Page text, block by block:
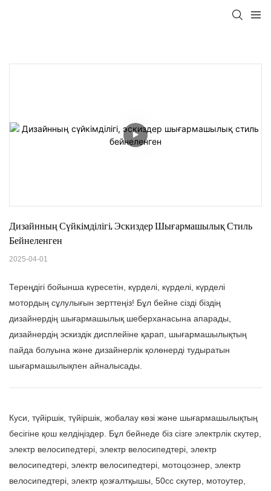
Дизайнның Сүйкімділігі, Эскиздер Шығармашылық Стиль
Бейнеленген
2025-04-01
Тереңдігі бойынша күресетін, күрделі, күрделі, күрделі
мотордың сұлулығын зерттеңіз! Бұл бейне сізді біздің
дизайнердің шығармашылық шеберханасына апарады,
дизайнердің эскиздік дисплейіне қарап, шығармашылықтың
пайда болуына және дизайнерлік қолөнерді тудыратын
шығармашылықпен айналысады.
Куси, түйіршік, түйіршік, жобалау көзі және шығармашылықтың
бесігіне қош келдіңіздер. Бұл бейнеде біз сізге электрлік скутер,
электр велосипедтері, электр велосипедтері, электр
велосипедтері, электр велосипедтері, мотоцоэнер, электр
велосипедтері, электр қозғалтқышы, 50cc скутер, мотоутер,